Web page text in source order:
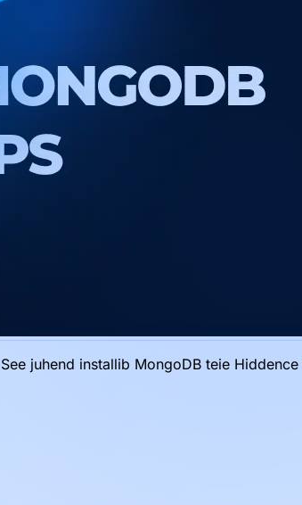
juhend installib MongoDB teie